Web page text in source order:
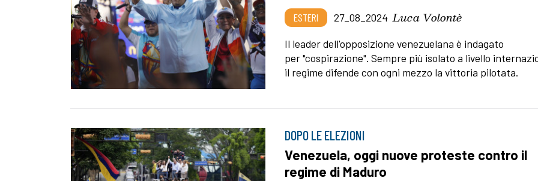
ESTERI 27_08_2024 Luca Volontè
Il leader dell'opposizione venezuelana è indagato
per "cospirazione". Sempre più isolato a livello
il regime difende con ogni mezzo la vittoria pilotata.
DOPO LE ELEZIONI
Venezuela, oggi nuove proteste contro il
regime di Maduro